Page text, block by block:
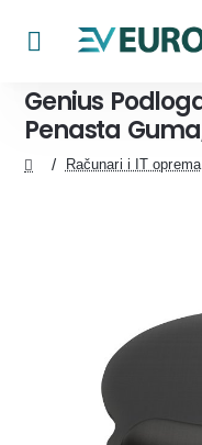
Genius
Penasta
Računari i IT oprema